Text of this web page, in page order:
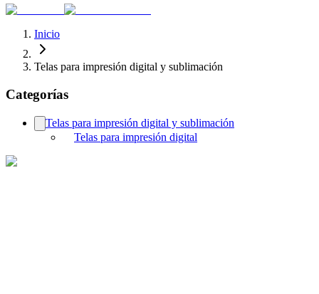
Inicio
Telas para impresión digital y sublimación
Categorías
Telas para impresión digital y sublimación
Telas para impresión digital